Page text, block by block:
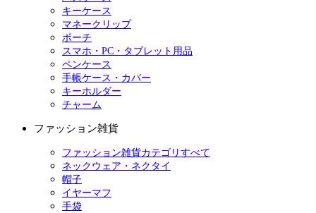
キーケース
マネークリップ
ポーチ
スマホ・PC・タブレット用品
ペンケース
手帳ケース・カバー
キーホルダー
チャーム
ファッション雑貨
ファッション雑貨カテゴリすべて
ネックウェア・ネクタイ
帽子
イヤーマフ
手袋